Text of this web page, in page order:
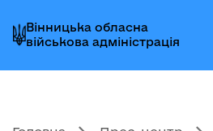
до
головного
меню
до
головного
вмісту
до
головного
колонтитула
Вінницька обласна
військова адміністрація